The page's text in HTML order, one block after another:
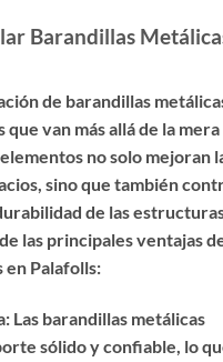
Barandillas
de barandillas
van más allá de la mera
no solo mejoran
sino que también
de las
las principales ventajas
en Palafolls:
Las barandillas metálicas
sólido y confiable, lo